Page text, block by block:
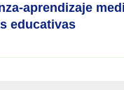
aprendizaje
educativas